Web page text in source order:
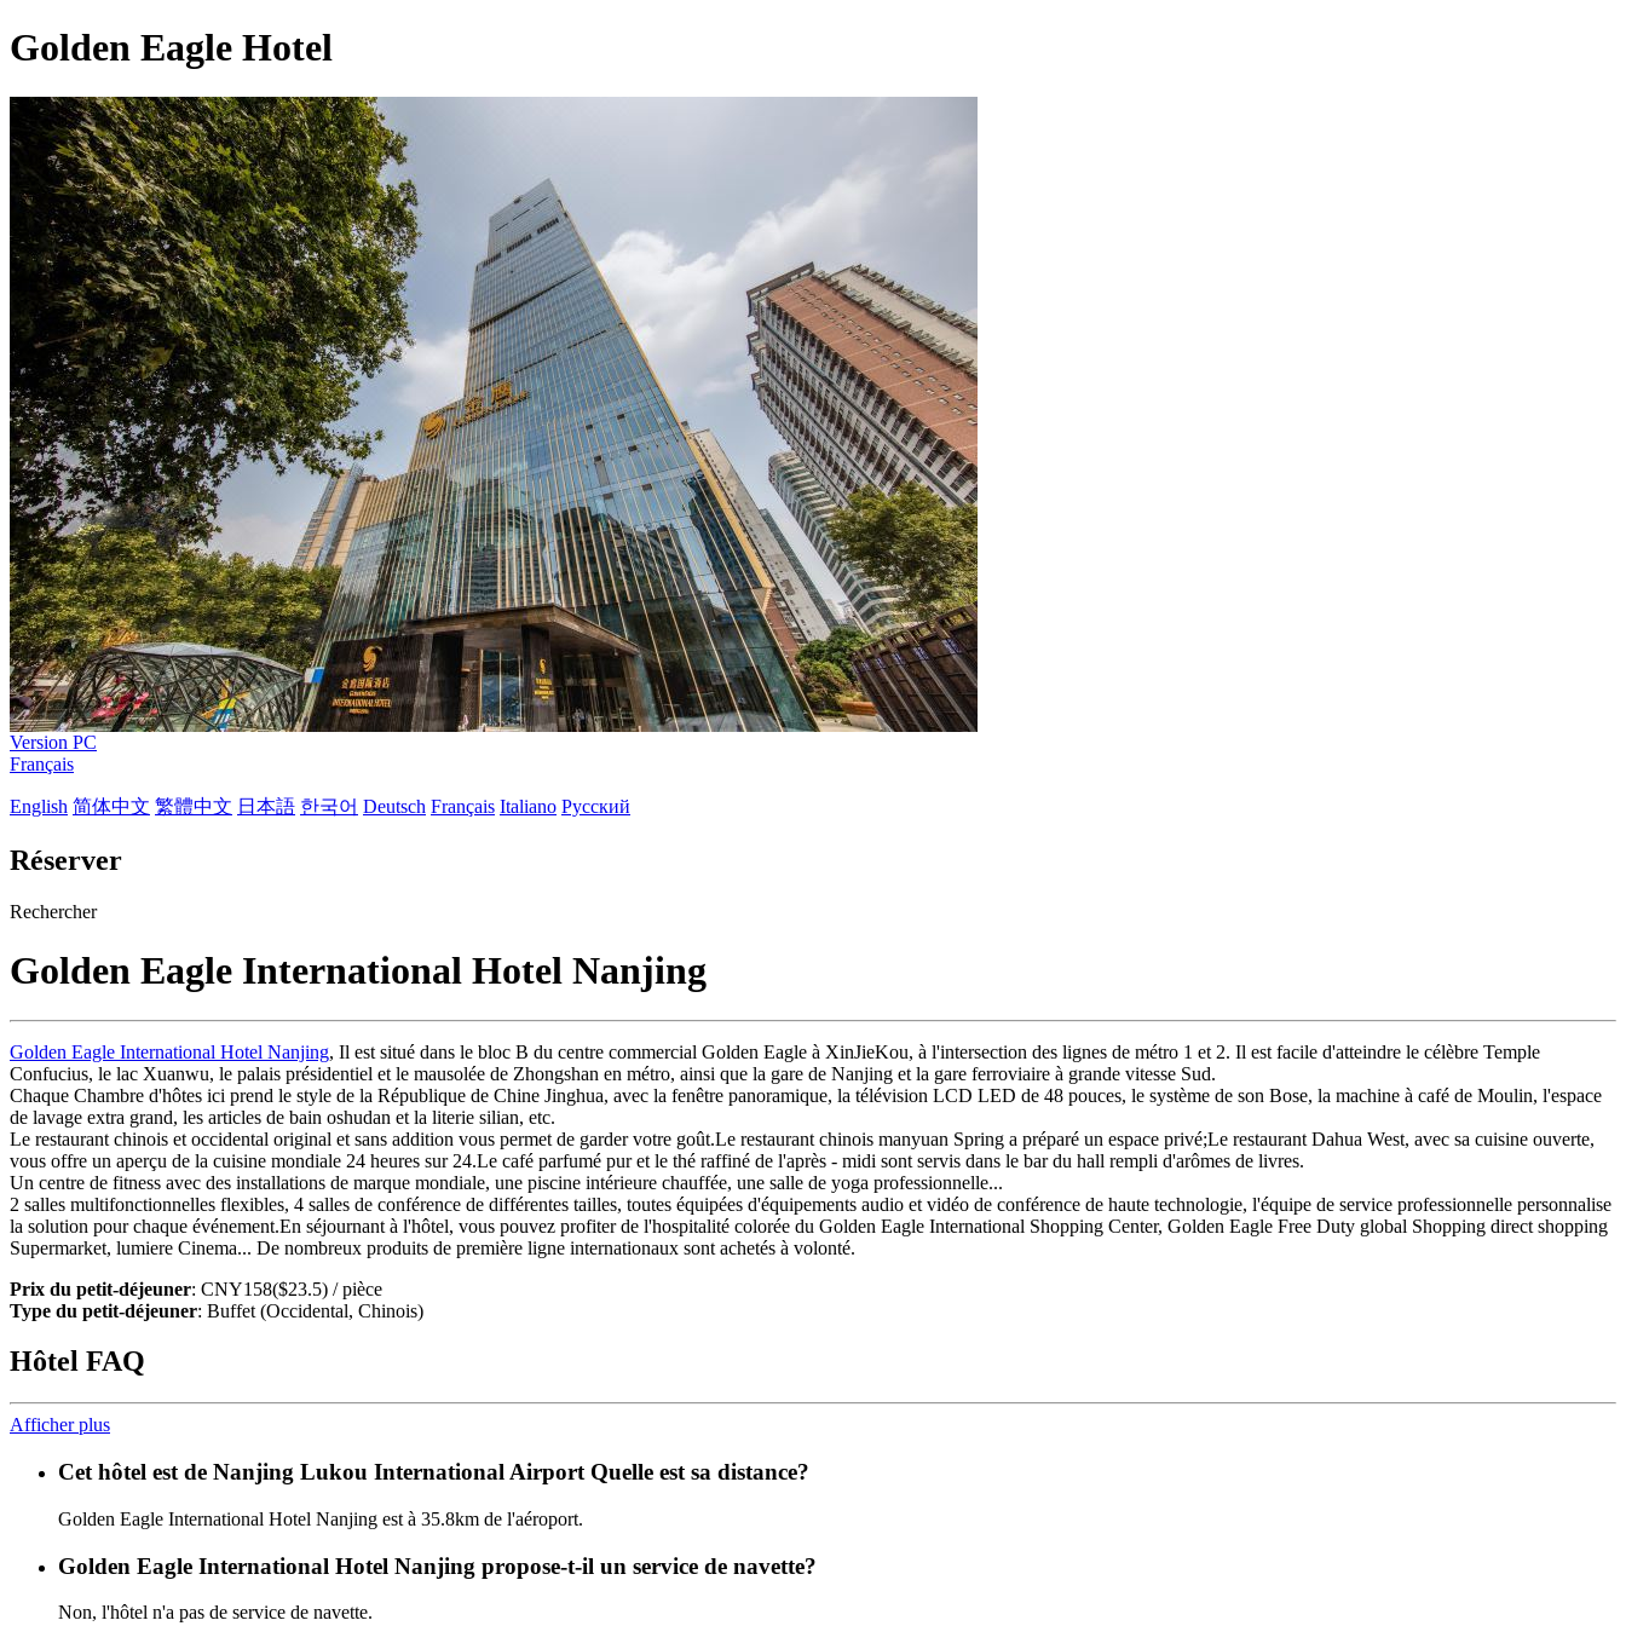
Golden Eagle Hotel
Version PC
Français
English 简体中文 繁體中文 日本語 한국어 Deutsch Français Italiano Русский
Réserver
Rechercher
Golden Eagle International Hotel Nanjing
Golden Eagle International Hotel Nanjing, Il est situé dans le bloc B du centre commercial Golden Eagle à XinJieKou, à l'intersection des lignes de métro 1 et 2. Il est facile d'atteindre le célèbre Temple
Confucius, le lac Xuanwu, le palais présidentiel et le mausolée de Zhongshan en métro, ainsi que la gare de Nanjing et la gare ferroviaire à grande vitesse Sud.
Chaque Chambre d'hôtes ici prend le style de la République de Chine Jinghua, avec la fenêtre panoramique, la télévision LCD LED de 48 pouces, le système de son Bose, la machine à café de Moulin, l'espace
de lavage extra grand, les articles de bain oshudan et la literie silian, etc.
Le restaurant chinois et occidental original et sans addition vous permet de garder votre goût.Le restaurant chinois manyuan Spring a préparé un espace privé;Le restaurant Dahua West, avec sa cuisine ouverte,
vous offre un aperçu de la cuisine mondiale 24 heures sur 24.Le café parfumé pur et le thé raffiné de l'après - midi sont servis dans le bar du hall rempli d'arômes de livres.
Un centre de fitness avec des installations de marque mondiale, une piscine intérieure chauffée, une salle de yoga professionnelle...
2 salles multifonctionnelles flexibles, 4 salles de conférence de différentes tailles, toutes équipées d'équipements audio et vidéo de conférence de haute technologie, l'équipe de service professionnelle personnalise
la solution pour chaque événement.En séjournant à l'hôtel, vous pouvez profiter de l'hospitalité colorée du Golden Eagle International Shopping Center, Golden Eagle Free Duty global Shopping direct shopping
Supermarket, lumiere Cinema... De nombreux produits de première ligne internationaux sont achetés à volonté.
Prix du petit-déjeuner: CNY158($23.5) / pièce
Type du petit-déjeuner: Buffet (Occidental, Chinois)
Hôtel FAQ
Afficher plus
Cet hôtel est de Nanjing Lukou International Airport Quelle est sa distance?
Golden Eagle International Hotel Nanjing est à 35.8km de l'aéroport.
Golden Eagle International Hotel Nanjing propose-t-il un service de navette?
Non, l'hôtel n'a pas de service de navette.